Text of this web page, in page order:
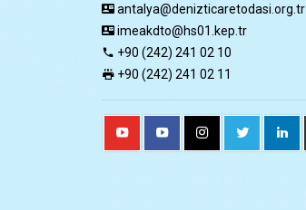
antalya@denizticaretodasi.org.tr
imeakdto@hs01.kep.tr
+90 (242) 241 02 10
+90 (242) 241 02 11